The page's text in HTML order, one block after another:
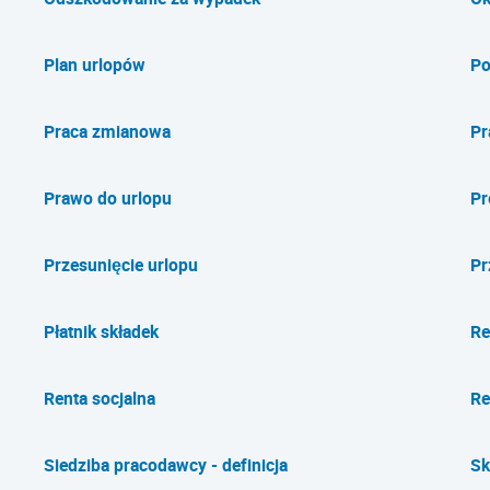
Plan urlopów
Praca zmianowa
Prawo do urlopu
Przesunięcie urlopu
Płatnik składek
Renta socjalna
Siedziba pracodawcy - definicja